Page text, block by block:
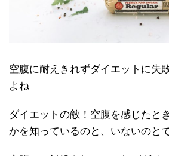
空腹に耐えきれずダイエットに失
よね
ダイエットの敵！空腹を感じたと
かを知っているのと、いないのと